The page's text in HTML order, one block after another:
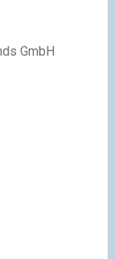
GmbH